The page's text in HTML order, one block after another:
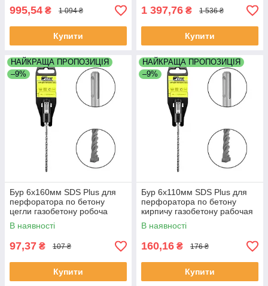
995,54 ₴ 1 094 ₴
Купити
1 397,76 ₴ 1 536 ₴
Купити
НАЙКРАЩА ПРОПОЗИЦІЯ
–9%
Бур 6х160мм SDS Plus для
перфоратора по бетону
цегли газобетону робоча
довжина 100мм Werk (ВЕРК)
В наявності
97,37 ₴ 107 ₴
Купити
НАЙКРАЩА ПРОПОЗИЦІЯ
–9%
Бур 6х110мм SDS Plus для
перфоратора по бетону
кирпичу газобетону рабочая
длина 50 мм Werk (ВЕРК)
В наявності
160,16 ₴ 176 ₴
Купити